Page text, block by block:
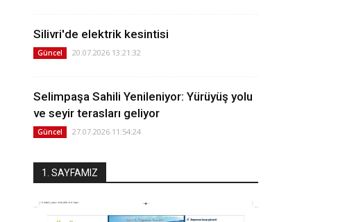
Silivri'de elektrik kesintisi
Güncel 20.07.2026 13:21:32
Selimpaşa Sahili Yenileniyor: Yürüyüş yolu
ve seyir terasları geliyor
Güncel 27.07.2026 11:54:24
1. SAYFAMIZ